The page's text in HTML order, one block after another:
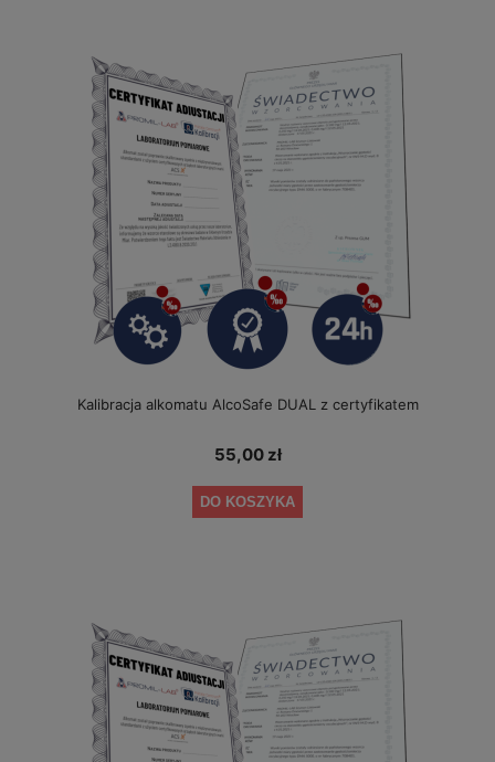
Kalibracja alkomatu AlcoSafe DUAL z certyfikatem
55,00 zł
DO KOSZYKA